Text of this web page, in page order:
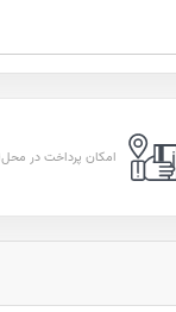
امکان پرداخت در